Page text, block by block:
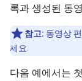
록과 생성된 동
참고: 동영상
세요.
다음 예에서는